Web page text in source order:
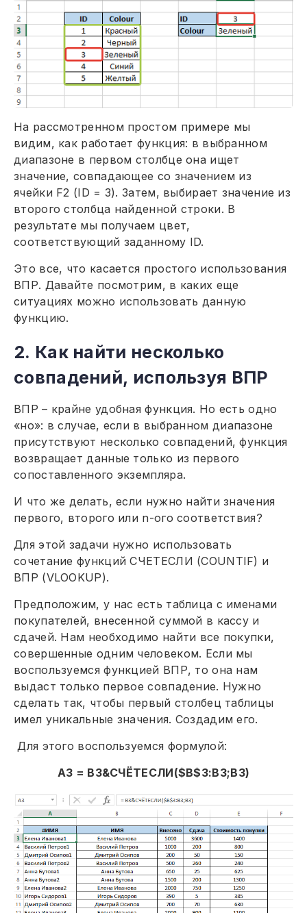
На рассмотренном простом примере мы
видим, как работает функция: в выбранном
диапазоне в первом столбце она ищет
значение, совпадающее со значением из
ячейки F2 (ID = 3). Затем, выбирает значение из
второго столбца найденной строки. В
результате мы получаем цвет,
соответствующий заданному ID.
Это все, что касается простого использования
ВПР. Давайте посмотрим, в каких еще
ситуациях можно использовать данную
функцию.
2. Как найти несколько
совпадений, используя ВПР
ВПР – крайне удобная функция. Но есть одно
«но»: в случае, если в выбранном диапазоне
присутствуют несколько совпадений, функция
возвращает данные только из первого
сопоставленного экземпляра.
И что же делать, если нужно найти значения
первого, второго или n-ого соответствия?
Для этой задачи нужно использовать
сочетание функций СЧЕТЕСЛИ (COUNTIF) и
ВПР (VLOOKUP).
Предположим, у нас есть таблица с именами
покупателей, внесенной суммой в кассу и
сдачей. Нам необходимо найти все покупки,
совершенные одним человеком. Если мы
воспользуемся функцией ВПР, то она нам
выдаст только первое совпадение. Нужно
сделать так, чтобы первый столбец таблицы
имел уникальные значения. Создадим его.
Для этого воспользуемся формулой:
А3 = B3&СЧЁТЕСЛИ($B$3:B3;B3)